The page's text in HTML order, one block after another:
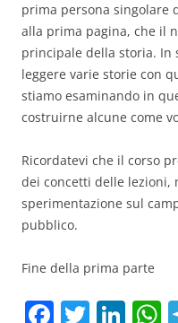
prima persona singolare
alla prima pagina, che il
principale della storia. In
leggere varie storie con
stiamo esaminando in
costruirne alcune come
Ricordatevi che il corso
dei concetti delle lezioni,
sperimentazione sul
pubblico.
Fine della prima parte
F T Li